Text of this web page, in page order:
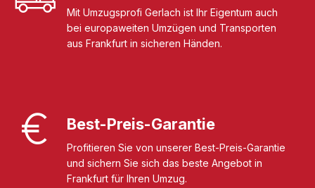
Mit Umzugsprofi Gerlach ist Ihr Eigentum auch
bei europaweiten Umzügen und Transporten
aus Frankfurt in sicheren Händen.
Best-Preis-Garantie
Profitieren Sie von unserer Best-Preis-Garantie
und sichern Sie sich das beste Angebot in
Frankfurt für Ihren Umzug.